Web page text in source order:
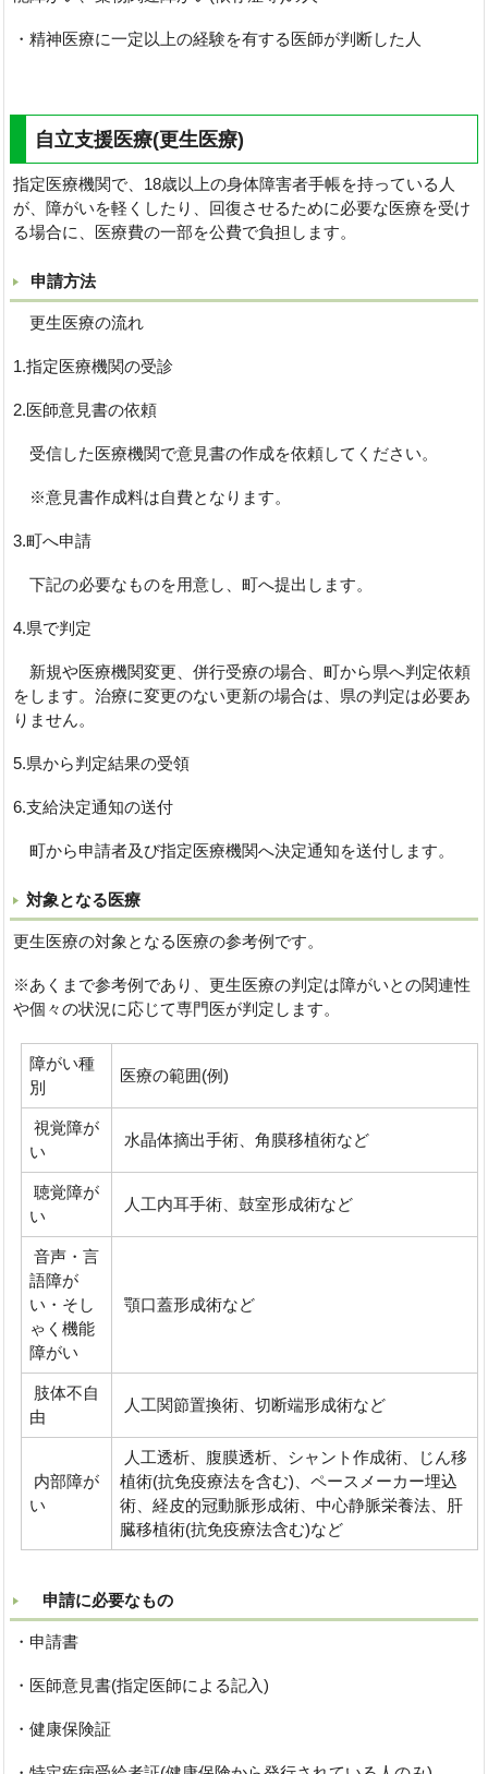
・精神医療に一定以上の経験を有する医師が判断した人
自立支援医療(更生医療)
指定医療機関で、18歳以上の身体障害者手帳を持っている人
が、障がいを軽くしたり、回復させるために必要な医療を受け
る場合に、医療費の一部を公費で負担します。
申請方法
更生医療の流れ
1.指定医療機関の受診
2.医師意見書の依頼
受信した医療機関で意見書の作成を依頼してください。
※意見書作成料は自費となります。
3.町へ申請
下記の必要なものを用意し、町へ提出します。
4.県で判定
新規や医療機関変更、併行受療の場合、町から県へ判定依頼
をします。治療に変更のない更新の場合は、県の判定は必要あ
りません。
5.県から判定結果の受領
6.支給決定通知の送付
町から申請者及び指定医療機関へ決定通知を送付します。
対象となる医療
更生医療の対象となる医療の参考例です。
※あくまで参考例であり、更生医療の判定は障がいとの関連性
や個々の状況に応じて専門医が判定します。
障がい種
別
医療の範囲(例)
視覚障が
い
水晶体摘出手術、角膜移植術など
聴覚障が
い
人工内耳手術、鼓室形成術など
音声・言
語障が
い・そし
ゃく機能
障がい
顎口蓋形成術など
肢体不自
由
人工関節置換術、切断端形成術など
内部障が
い
人工透析、腹膜透析、シャント作成術、じん移
植術(抗免疫療法を含む)、ペースメーカー埋込
術、経皮的冠動脈形成術、中心静脈栄養法、肝
臓移植術(抗免疫療法含む)など
申請に必要なもの
・申請書
・医師意見書(指定医師による記入)
・健康保険証